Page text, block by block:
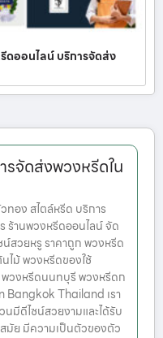
ออนไลน์ บริการจัดส่ง
จัดส่งพวงหรีดใน
อง สไตล์หรีด บริการ
ร้านพวงหรีดออนไลน์ จัด
สวยหรู ราคาถูก พวงหรีด
ม้ พวงหรีดของใช้
วงหรีดนนทบุรี พวงหรีดก
Thailand เรา
นมีดีไซน์สวยงามและได้รับ
ย มีความเป็นตัวของตัว